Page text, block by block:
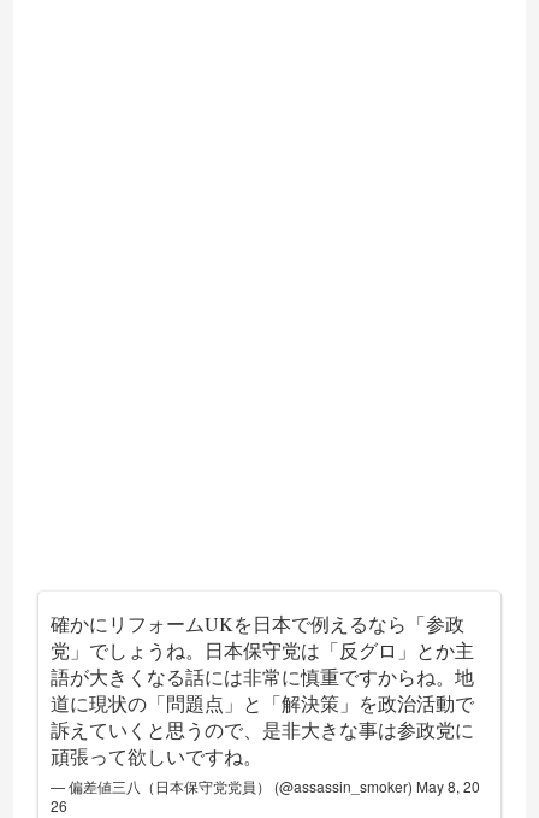
確かにリフォームUKを日本で例えるなら「参政
党」でしょうね。日本保守党は「反グロ」とか主
語が大きくなる話には非常に慎重ですからね。地
道に現状の「問題点」と「解決策」を政治活動で
訴えていくと思うので、是非大きな事は参政党に
頑張って欲しいですね。
— 偏差値三八（日本保守党党員） (@assassin_smoker) May 8, 20
26